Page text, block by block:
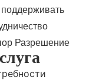
Разрешение